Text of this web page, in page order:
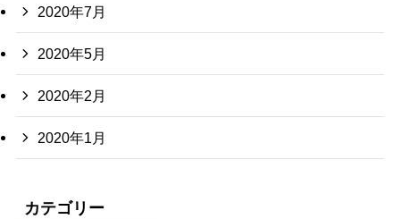
2020年7月
2020年5月
2020年2月
2020年1月
カテゴリー